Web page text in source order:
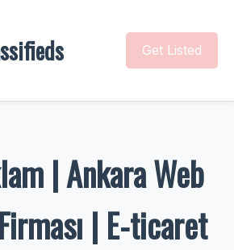
Get Listed
| Ankara Web
| E-ticaret